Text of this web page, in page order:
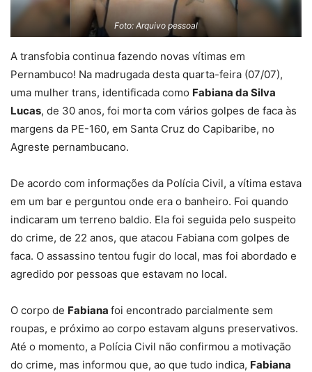
Foto: Arquivo pessoal
A transfobia continua fazendo novas vítimas em
Pernambuco! Na madrugada desta quarta-feira (07/07),
uma mulher trans, identificada como Fabiana da Silva
Lucas, de 30 anos, foi morta com vários golpes de faca às
margens da PE-160, em Santa Cruz do Capibaribe, no
Agreste pernambucano.
De acordo com informações da Polícia Civil, a vítima estava
em um bar e perguntou onde era o banheiro. Foi quando
indicaram um terreno baldio. Ela foi seguida pelo suspeito
do crime, de 22 anos, que atacou Fabiana com golpes de
faca. O assassino tentou fugir do local, mas foi abordado e
agredido por pessoas que estavam no local.
O corpo de Fabiana foi encontrado parcialmente sem
roupas, e próximo ao corpo estavam alguns preservativos.
Até o momento, a Polícia Civil não confirmou a motivação
do crime, mas informou que, ao que tudo indica, Fabiana